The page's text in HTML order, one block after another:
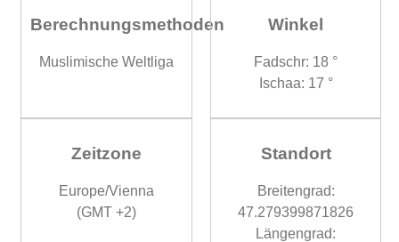
Berechnungsmethoden
Muslimische Weltliga
Winkel
Fadschr: 18 °
Ischaa: 17 °
Zeitzone
Europe/Vienna
(GMT +2)
Standort
Breitengrad:
47.279399871826
Längengrad: